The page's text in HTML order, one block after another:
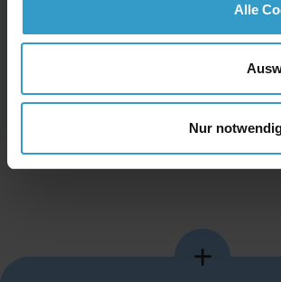
Alle
Nur
Kreative Ideen direkt aus
Büro
…